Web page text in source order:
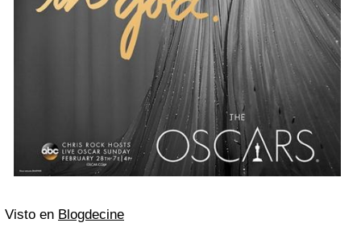
Visto en Blogdecine